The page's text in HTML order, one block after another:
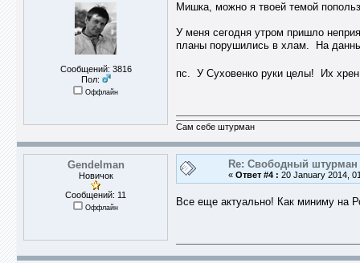
Сообщений: 3816
Пол:
Оффлайн
Мишка, можно я твоей темой
У меня сегодня утром пришло
планы порушились в хлам. На
пс. У Суховенко руки целы! Их
Сам себе штурман
Gendelman
Новичок
Сообщений: 11
Оффлайн
Re: Свободный штурман
« Ответ #4 : 20 January 2014,
Все еще актуально! Как миниму на